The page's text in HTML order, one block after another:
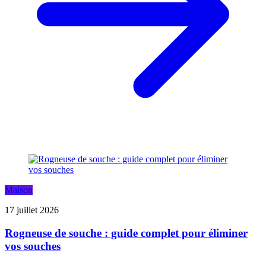
Maison
17 juillet 2026
Rogneuse de souche : guide complet pour éliminer
vos souches